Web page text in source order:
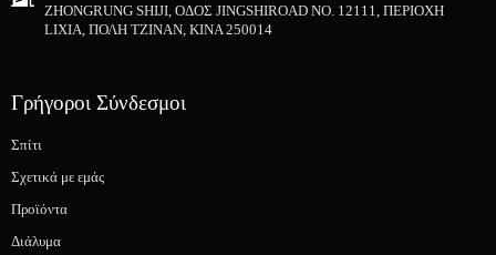
ZHONGRUNG SHIJI, ΟΔΟΣ JINGSHIROAD NO. 12111, ΠΕΡΙΟΧΗ
LIXIA, ΠΟΛΗ ΤΖΙΝΑΝ, ΚΙΝΑ 250014
Γρήγοροι Σύνδεσμοι
Σπίτι
Σχετικά με εμάς
Προϊόντα
Διάλυμα